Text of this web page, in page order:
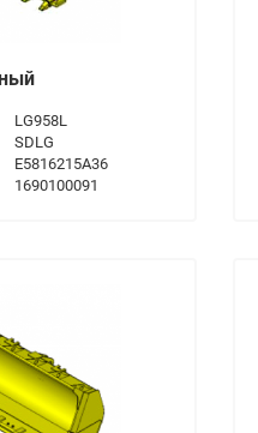
LG958L
SDLG
E5816215A36
1690100091